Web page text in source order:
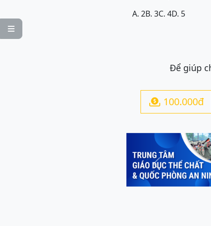

A. 2B. 3C. 4D. 5
Để giúp
 100.000đ
Previous